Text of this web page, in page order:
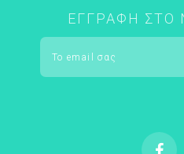
ΕΓΓΡΑΦΉ ΣΤΟ